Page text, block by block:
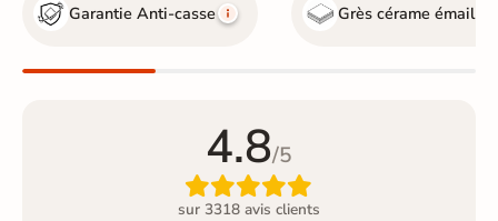
Garantie Anti-casse Grès cérame émaillé
4.8/5

sur 3318 avis clients